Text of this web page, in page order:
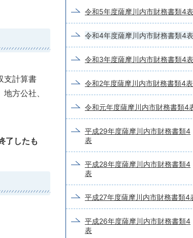
支計算書
方公社、
了したも
ド
検
索
令和5年度薩摩川内市財務書類4表
令和4年度薩摩川内市財務書類4表
令和3年度薩摩川内市財務書類4表
令和2年度薩摩川内市財務書類4表
令和元年度薩摩川内市財務書類4
平成29年度薩摩川内市財務書類4
表
平成28年度薩摩川内市財務書類4
表
平成27年度薩摩川内市財務書類4
平成26年度薩摩川内市財務書類4
表